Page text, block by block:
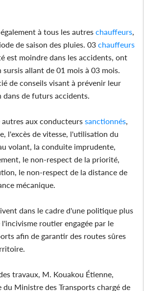
à tous les autreschauffeurs,
de saison des pluies. 03chauffeurs
est moindre dans les accidents, ont
sursis allant de 01 mois à 03 mois.
de conseils visant à prévenir leur
de futurs accidents.
autres aux conducteurssanctionnés,
l'excès de vitesse, l'utilisation du
volant, la conduite imprudente,
le non-respect de la priorité,
le non-respect de la distance de
mécanique.
dans le cadre d'une politique plus
routier engagée par le
afin de garantir des routes sûres
travaux, M. Kouakou Étienne,
Ministre des Transports chargé de